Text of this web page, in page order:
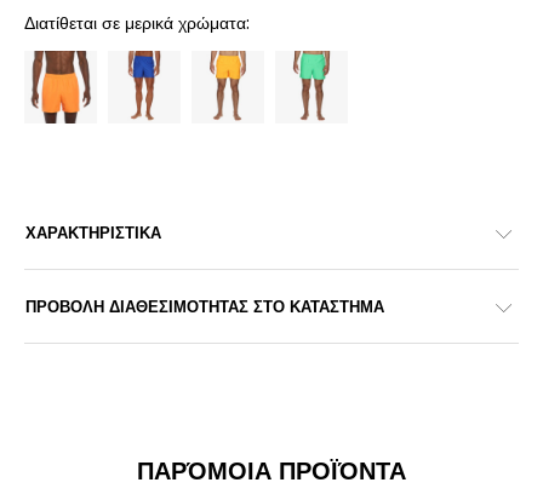
Διατίθεται σε μερικά χρώματα:
ΧΑΡΑΚΤΗΡΙΣΤΙΚΑ
ΠΡΟΒΟΛΗ ΔΙΑΘΕΣΙΜΟΤΗΤΑΣ ΣΤΟ ΚΑΤΑΣΤΗΜΑ
ΠΑΡΌΜΟΙΑ ΠΡΟΪΌΝΤΑ